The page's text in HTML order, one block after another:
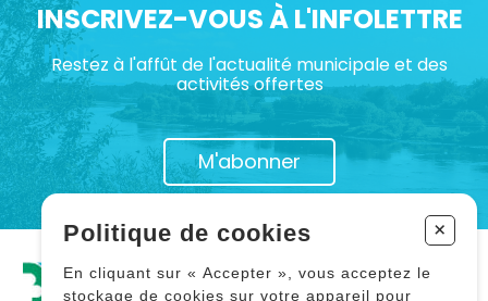
INSCRIVEZ-VOUS À L'INFOLETTRE
Restez à l'affût de l'actualité municipale et des
activités offertes
M'abonner
Politique de cookies +
En cliquant sur « Accepter », vous acceptez le
stockage de cookies sur votre appareil pour